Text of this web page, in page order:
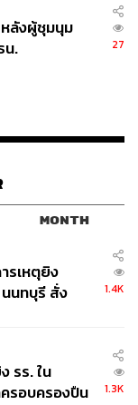
ลังผู้ชุมนุม
น.
27
MONTH
รเหตุยิง
นทบุรี สั่ง
1.4K
รร. ใน
รอบครองปืน
1.3K